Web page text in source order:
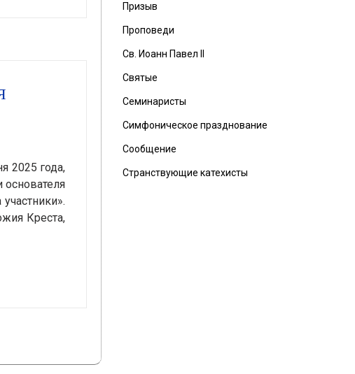
2025 года,
Креста,
Призыв
Проповеди
Св. Иоанн Павел II
Святые
Семинаристы
Симфоническое празднование
Сообщение
Странствующие катехисты